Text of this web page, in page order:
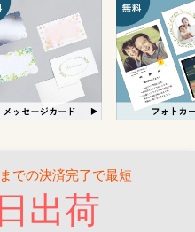
での決済完了で最短
出荷